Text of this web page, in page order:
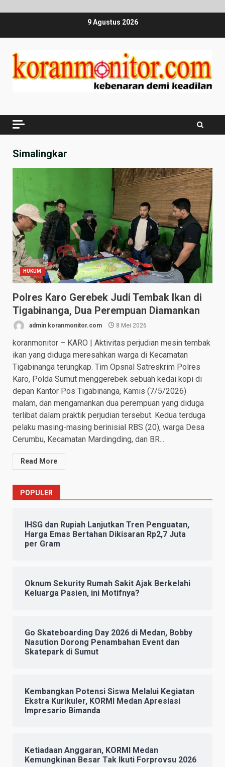
9 Agustus 2026
Simalingkar
HUKUM
Polres Karo Gerebek Judi Tembak Ikan di
Tigabinanga, Dua Perempuan Diamankan
admin koranmonitor.com 8 Mei 2026
koranmonitor – KARO | Aktivitas perjudian mesin tembak
ikan yang diduga meresahkan warga di Kecamatan
Tigabinanga terungkap. Tim Opsnal Satreskrim Polres
Karo, Polda Sumut menggerebek sebuah kedai kopi di
depan Kantor Pos Tigabinanga, Kamis (7/5/2026)
malam, dan mengamankan dua perempuan yang diduga
terlibat dalam praktik perjudian tersebut. Kedua terduga
pelaku masing-masing berinisial RBS (20), warga Desa
Cerumbu, Kecamatan Mardingding, dan BR...
Read More
POPULER
IHSG dan Rupiah Lanjutkan Tren Penguatan,
Harga Emas Bertahan Dikisaran Rp2,7 Juta
per Gram
Oknum Sekurity Rumah Sakit Ajak Berkelahi
Keluarga Pasien, ini Motifnya?
Go Skateboarding Day 2026 di Medan, Bobby
Nasution Dorong Penambahan Event dan
Skatepark di Sumut
Kembangkan Potensi Siswa Melalui Kegiatan
Ekstra Kurikuler, KORMI Medan Apresiasi
Impresario Bimanda
Ketiadaan Anggaran, KORMI Medan
Kemungkinan Besar Tak Ikuti Forprovsu 2026